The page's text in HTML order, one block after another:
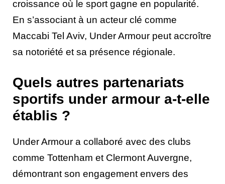
croissance où le sport gagne en popularité.
En s’associant à un acteur clé comme
Maccabi Tel Aviv, Under Armour peut accroître
sa notoriété et sa présence régionale.
Quels autres partenariats
sportifs under armour a-t-elle
établis ?
Under Armour a collaboré avec des clubs
comme Tottenham et Clermont Auvergne,
démontrant son engagement envers des